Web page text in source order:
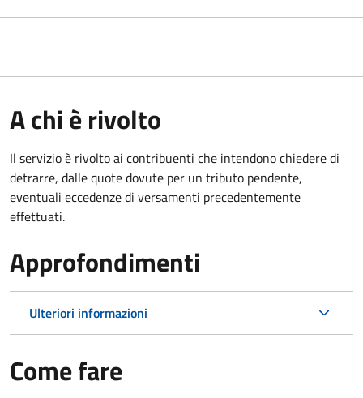
A chi è rivolto
Il servizio è rivolto ai contribuenti che intendono chiedere di
detrarre, dalle quote dovute per un tributo pendente,
eventuali eccedenze di versamenti precedentemente
effettuati.
Approfondimenti
Ulteriori informazioni
Come fare